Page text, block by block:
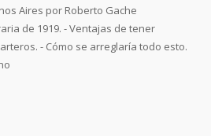
Aires por Roberto Gache
de 1919. - Ventajas de tener
- Cómo se arreglaría todo esto.